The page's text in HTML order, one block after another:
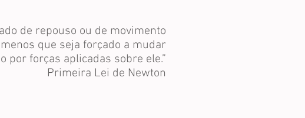
de repouso ou de movimento
que seja forçado a mudar
por forças aplicadas sobre ele.”
Primeira Lei de Newton